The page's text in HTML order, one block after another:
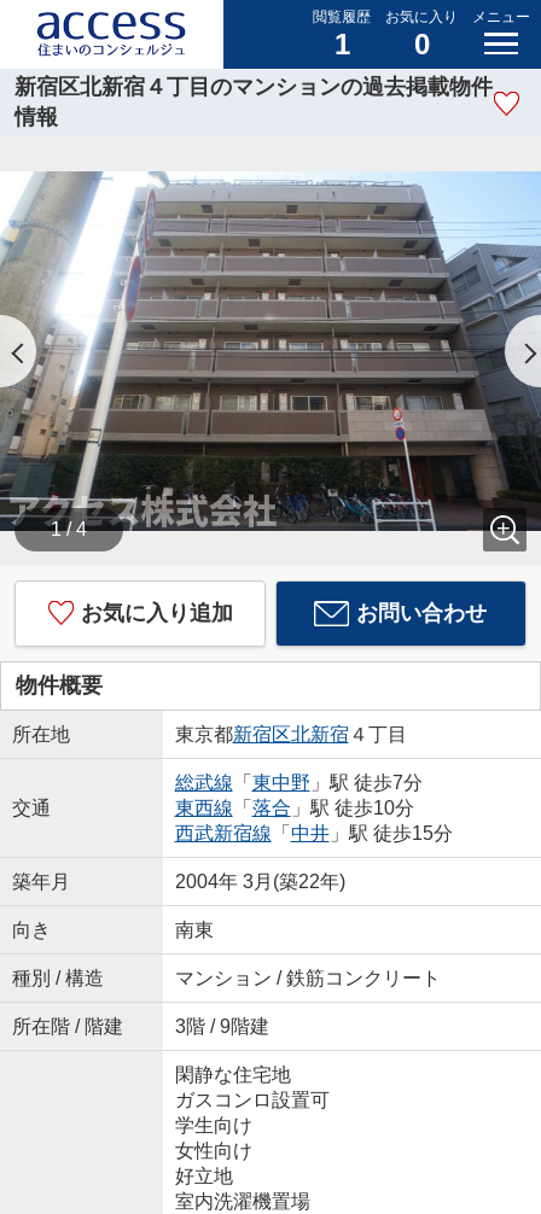
閲覧履歴
1
お気に入り
0
メニュー
新宿区北新宿４丁目のマンションの過去掲載物件
情報
1 / 4
お気に入り追加 お問い合わせ
物件概要
所在地 東京都新宿区北新宿 ４丁目
交通
総武線 「 東中野 」駅 徒歩7分
東西線 「 落合 」駅 徒歩10分
西武新宿線 「 中井」駅 徒歩15分
築年月 2004年 3月(築22年)
向き 南東
種別 / 構造 マンション / 鉄筋コンクリート
所在階 / 階建 3階 / 9階建
閑静な住宅地
ガスコンロ設置可
学生向け
女性向け
好立地
室内洗濯機置場